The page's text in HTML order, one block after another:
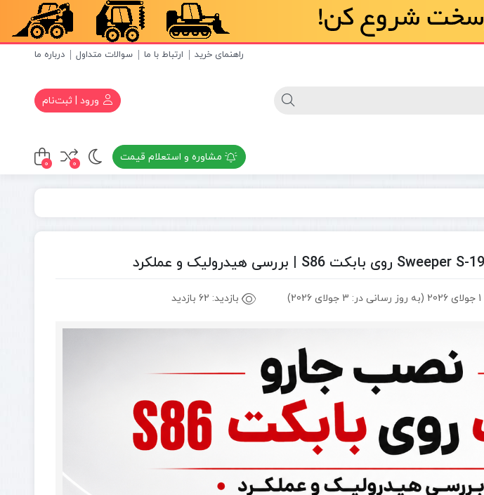
راهنمای خرید ارتباط با ما سوالات متداول درباره ما
ورود | ثبت‌نام
بابکت
مشاوره و استعلام قیمت 0
0
1 جولای 2026 (به روز رسانی در: 3 جولای 2026) بازدید: 62 بازدید